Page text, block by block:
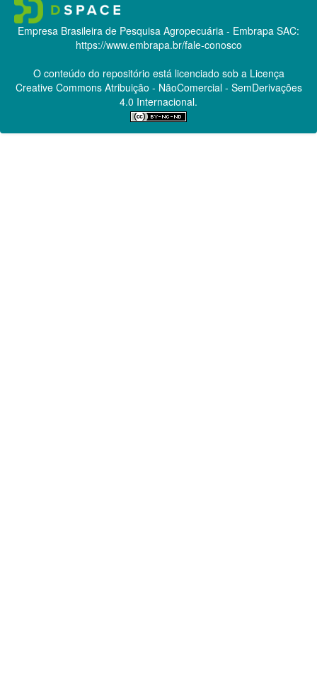
Empresa Brasileira de Pesquisa Agropecuária - Embrapa SAC:
https://www.embrapa.br/fale-conosco
O conteúdo do repositório está licenciado sob a Licença
Creative CommonsAtribuição - NãoComercial - SemDerivações
4.0 Internacional.